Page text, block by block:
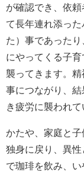
が確認でき、依頼
て長年連れ添っ
た）事であった
にやってくる子
襲ってきます。
事につながり、
き疲労に襲われて
かたや、家庭と子
独身に戻り、異
で珈琲を飲み、い